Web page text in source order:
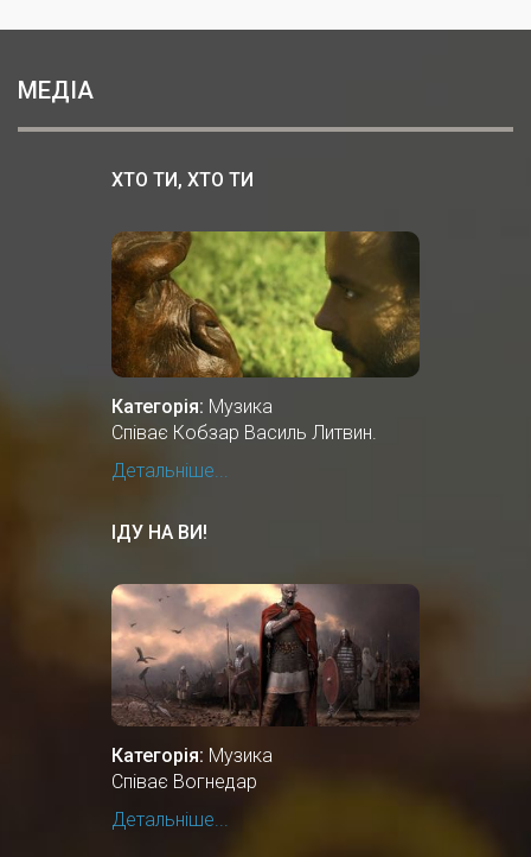
МЕДІА
ХТО ТИ, ХТО ТИ
Категорія: Музика
Співає Кобзар Василь Литвин.
Детальніше...
ІДУ НА ВИ!
Категорія: Музика
Співає Вогнедар
Детальніше...